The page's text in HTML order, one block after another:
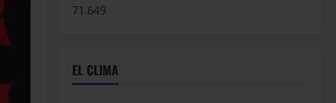
71.649
EL CLIMA